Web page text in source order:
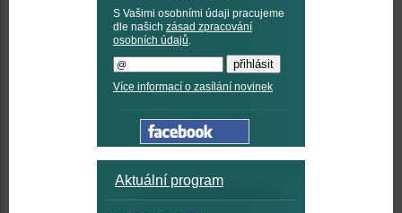
S Vašimi osobními údaji pracujeme
dle našich zásad zpracování
osobních údajů.
Více informací o zasílání novinek
Aktuální program